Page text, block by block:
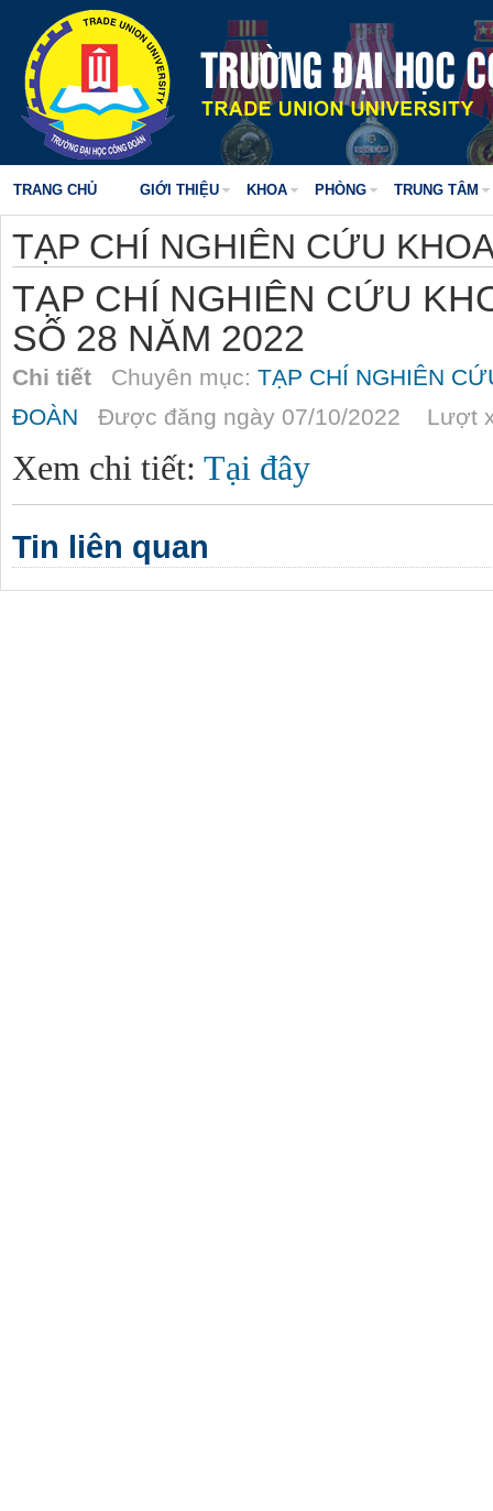
TRANG CHỦ GIỚI THIỆU KHOA PHÒNG TRUNG TÂM
TẠP CHÍ NGHIÊN CỨU
TẠP CHÍ NGHIÊN CỨU
SỐ 28 NĂM 2022
Chi tiết Chuyên mục: TẠP CHÍ NGHIÊN
ĐOÀN Được đăng ngày 07/10/2022 Lượt
Xem chi tiết: Tại đây
Tin liên quan